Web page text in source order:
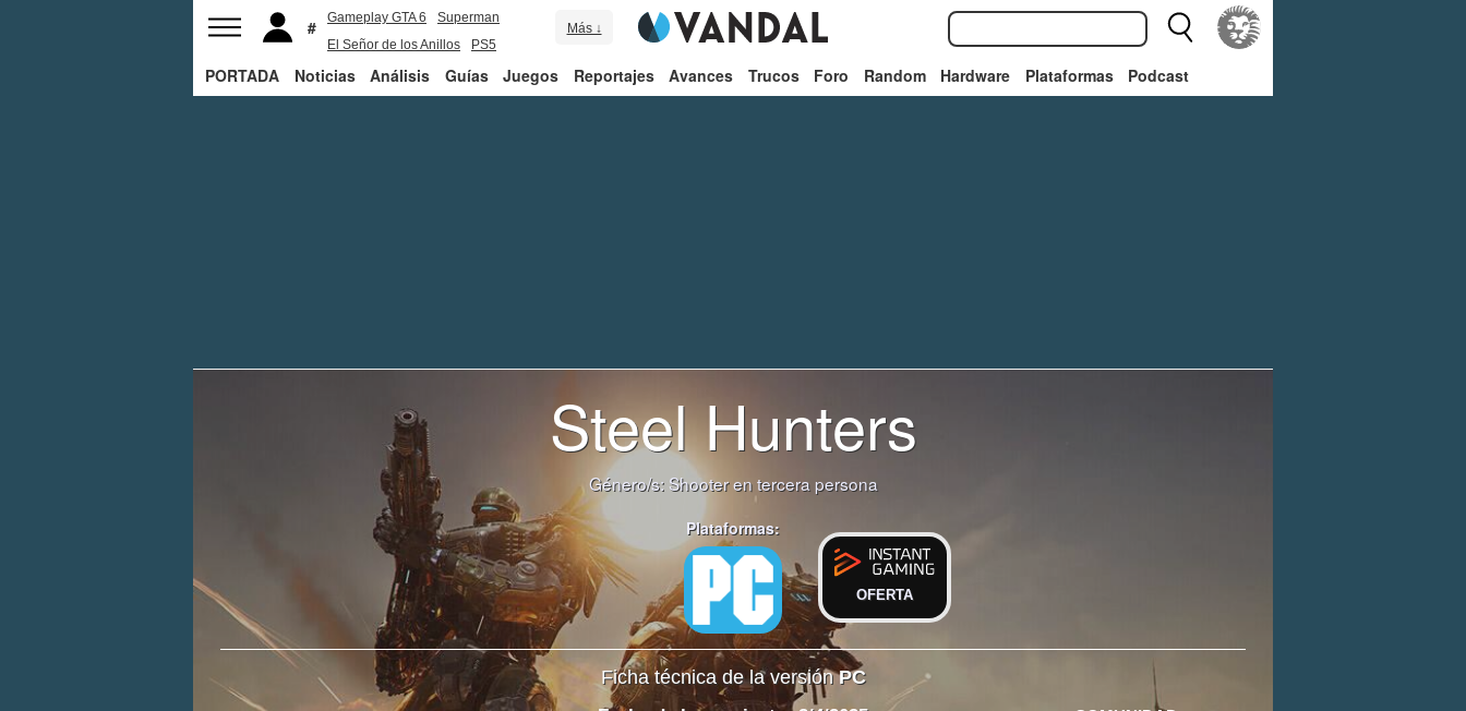
Gameplay GTA 6
Superman
El Señor de los Anillos
PS5
Más ↓
PORTADA Noticias Análisis Guías Juegos Reportajes Avances Trucos Foro Random Hardware Plataformas Podcast
Steel Hunters
Género/s: Shooter en tercera persona
Plataformas:
OFERTA
Ficha técnica de la versiónPC